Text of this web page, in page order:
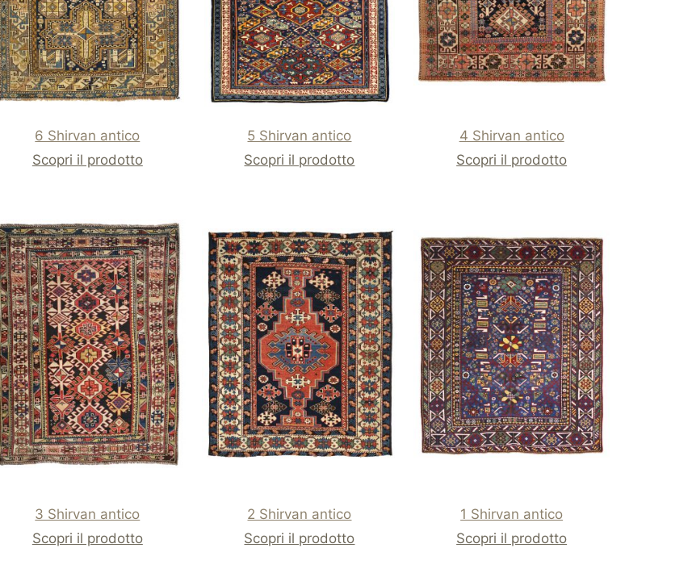
6 Shirvan antico
Scopri il prodotto
5 Shirvan antico
Scopri il prodotto
4 Shirvan antico
Scopri il prodotto
3 Shirvan antico
Scopri il prodotto
2 Shirvan antico
Scopri il prodotto
1 Shirvan antico
Scopri il prodotto